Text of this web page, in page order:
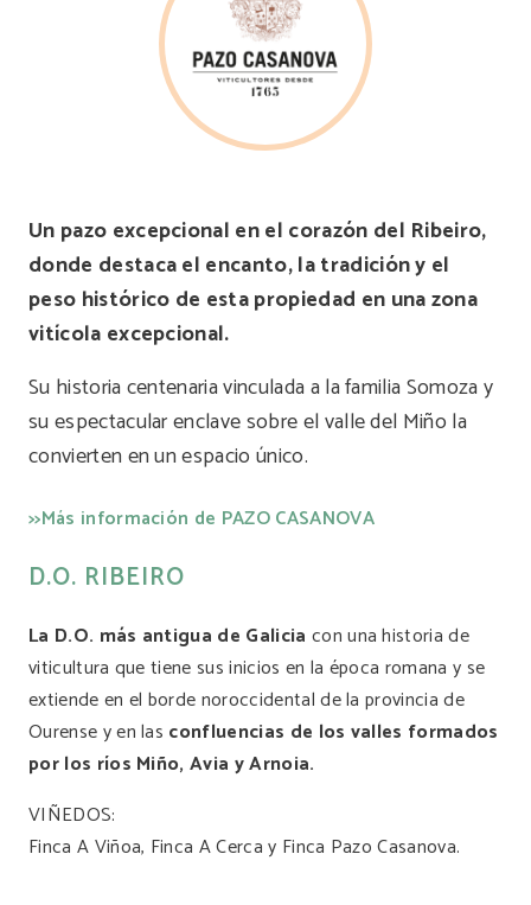
Un pazo excepcional en el corazón del Ribeiro,
donde destaca el encanto, la tradición y el
peso histórico de esta propiedad en una zona
vitícola excepcional.
Su historia centenaria vinculada a la familia Somoza y
su espectacular enclave sobre el valle del Miño la
convierten en un espacio único.
>>Más información de PAZO CASANOVA
D.O. RIBEIRO
La D.O. más antigua de Galicia con una historia de
viticultura que tiene sus inicios en la época romana y se
extiende en el borde noroccidental de la provincia de
Ourense y en las confluencias de los valles formados
por los ríos Miño, Avia y Arnoia.
VIÑEDOS:
Finca A Viñoa, Finca A Cerca y Finca Pazo Casanova.